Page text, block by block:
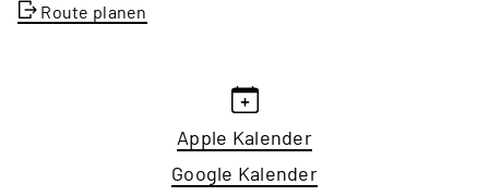
Route planen
Apple Kalender
Google Kalender